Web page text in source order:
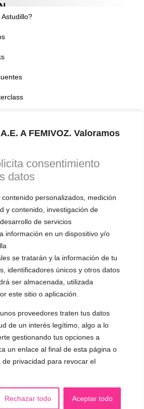
A FEMIVOZ. Valoramos
consentimiento
datos
contenido personalizados, medición
y contenido, investigación de
de servicios
información en un dispositivo y/o
se tratarán y la información de tu
identificadores únicos y otros datos
ser almacenada, utilizada
este sitio o aplicación.
proveedores traten tus datos
de un interés legítimo, algo a lo
gestionando tus opciones a
un enlace al final de esta página o
privacidad para revocar el
Rechazar todo Aceptar todo
voz
la voz
la voz
la voz
esteroides
CITAS
14 46 47